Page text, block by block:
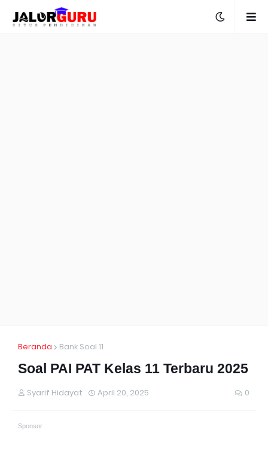
Beranda Bank Soal 11
Soal PAI PAT Kelas 11 Terbaru 2025
Syarif Hidayat April 20, 2025 0
Sponsor